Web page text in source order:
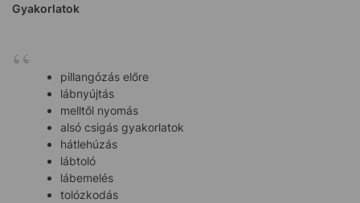
Gyakorlatok
pillangózás előre
lábnyújtás
melltől nyomás
alsó csigás gyakorlatok
hátlehúzás
lábtoló
lábemelés
tolózkodás